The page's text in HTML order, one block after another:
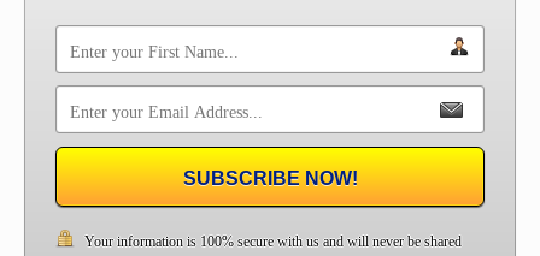
SUBSCRIBE NOW!
Your information is 100% secure with us and will never be shared